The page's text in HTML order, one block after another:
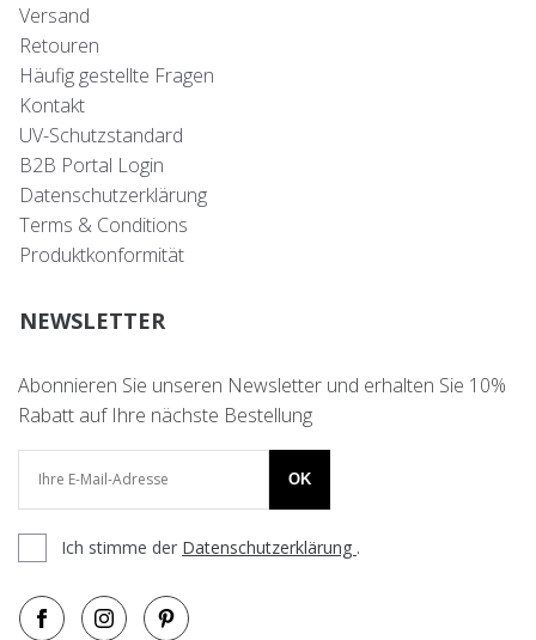
Versand
Retouren
Häufig gestellte Fragen
Kontakt
UV-Schutzstandard
B2B Portal Login
Datenschutzerklärung
Terms & Conditions
Produktkonformität
NEWSLETTER
Abonnieren Sie unseren Newsletter und erhalten Sie 10%
Rabatt auf Ihre nächste Bestellung
OK
Ich stimme der Datenschutzerklärung .